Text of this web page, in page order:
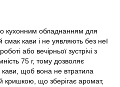
кухонним обладнанням для
смак кави і не уявляють без неї
або вечірньої зустрічі з
75 г, тому дозволяє
кави, щоб вона не втратила
кришкою, що зберігає аромат,